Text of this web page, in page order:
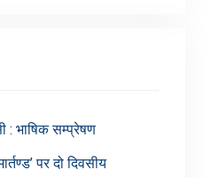
: भाषिक सम्प्रेषण
पर दो दिवसीय